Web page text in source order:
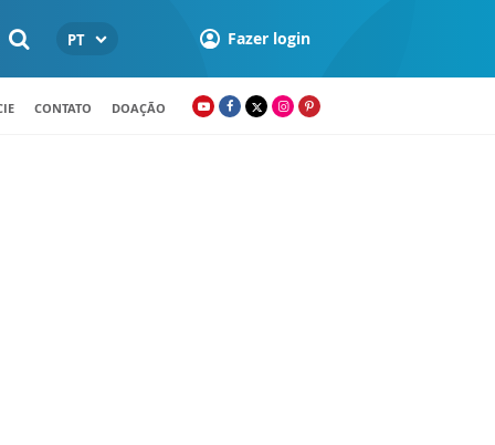
PT Fazer login
CONTATO DOAÇÃO